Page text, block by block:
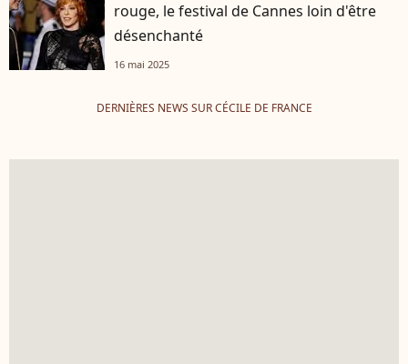
rouge, le festival de Cannes loin d'être
désenchanté
16 mai 2025
DERNIÈRES NEWS SUR CÉCILE DE FRANCE